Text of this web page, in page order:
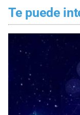
Te puede